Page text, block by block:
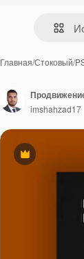
Главная/Стоковый/
Премиум
imshahzad17